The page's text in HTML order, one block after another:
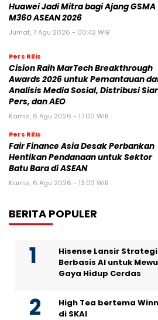
Huawei Jadi Mitra bagi Ajang GSMA
M360 ASEAN 2026
Jumat, 7 Agu 2026 - 00:42 WIB
Pers Rilis
Cision Raih MarTech Breakthrough
Awards 2026 untuk Pemantauan
Analisis Media Sosial, Distribusi
Pers, dan AEO
Kamis, 6 Agu 2026 - 17:00 WIB
Pers Rilis
Fair Finance Asia Desak Perbankan
Hentikan Pendanaan untuk Sektor
Batu Bara di ASEAN
Kamis, 6 Agu 2026 - 13:02 WIB
BERITA POPULER
Hisense Lansir
Berbasis AI untuk
Gaya Hidup Cerdas
High Tea bertema
di SKAI